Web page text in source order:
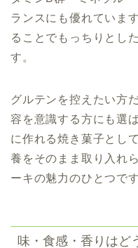
ランスにも優れていま
ることでもっちりとし
す。
グルテンを控えたい方
容を意識する方にも選
に作れる焼き菓子とし
養をそのまま取り入れ
ーキの魅力のひとつです
味・食感・香りはど